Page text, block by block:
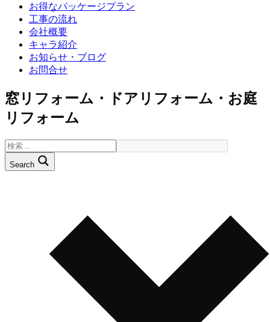
お得なパッケージプラン
工事の流れ
会社概要
キャラ紹介
お知らせ・ブログ
お問合せ
窓リフォーム・ドアリフォーム・お庭
リフォーム
Search